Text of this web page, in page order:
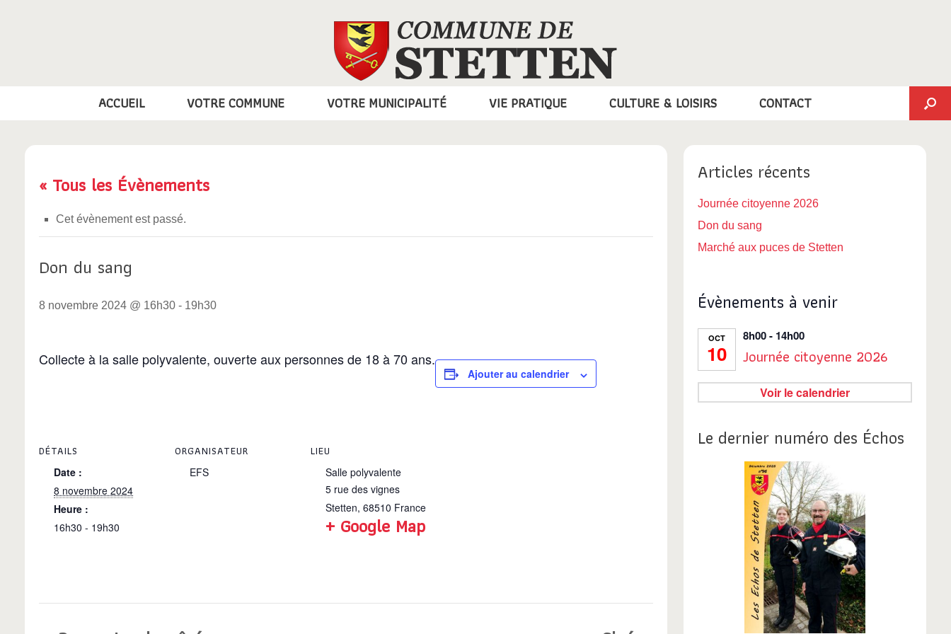
ACCUEIL VOTRE COMMUNE VOTRE MUNICIPALITÉ VIE PRATIQUE CULTURE & LOISIRS CONTACT
« Tous les Évènements
Cet évènement est passé.
Don du sang
8 novembre 2024 @ 16h30 - 19h30
Collecte à la salle polyvalente, ouverte aux personnes de 18 à 70 ans.
Ajouter au calendrier
DÉTAILS
Date :
8 novembre 2024
Heure :
16h30 - 19h30
ORGANISATEUR
EFS
LIEU
Salle polyvalente
5 rue des vignes
Stetten, 68510 France
+ Google Map
Articles récents
Journée citoyenne 2026
Don du sang
Marché aux puces de Stetten
Évènements à venir
OCT
10
8h00- 14h00
Journée citoyenne 2026
Voir le calendrier
Le dernier numéro des Échos